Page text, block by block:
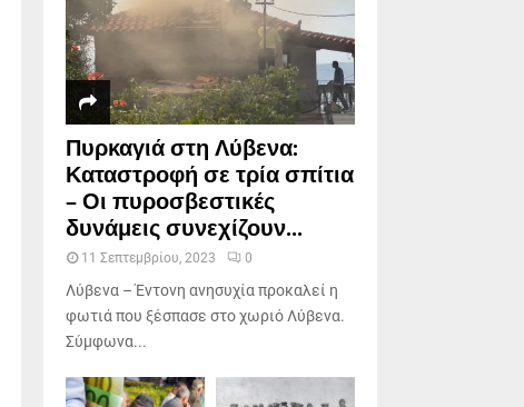
Πυρκαγιά στη Λύβενα:
Καταστροφή σε τρία σπίτια
– Οι πυροσβεστικές
δυνάμεις συνεχίζουν...
11 Σεπτεμβρίου, 2023 0
Λύβενα – Έντονη ανησυχία προκαλεί η
φωτιά που ξέσπασε στο χωριό Λύβενα.
Σύμφωνα...